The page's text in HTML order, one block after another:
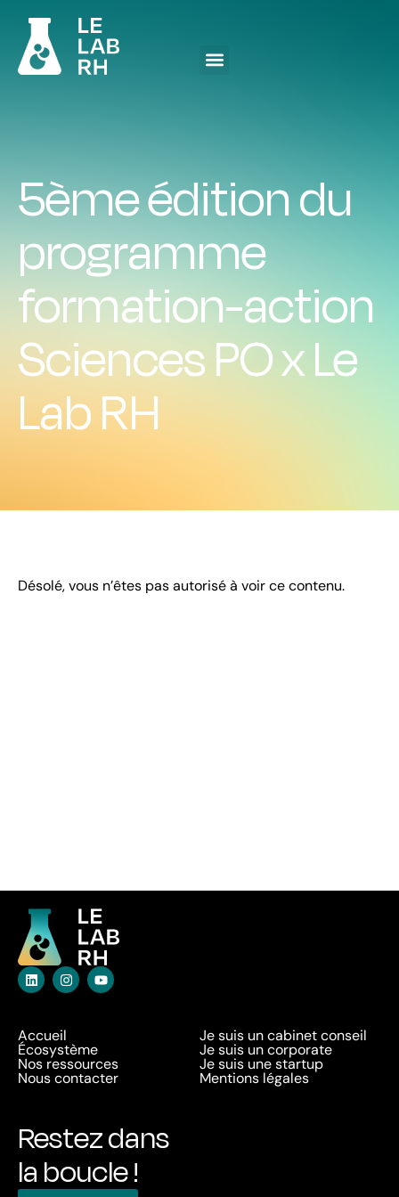
5ème édition du
programme
formation-action
Sciences PO x Le
Lab RH
Désolé, vous n’êtes pas autorisé à voir ce contenu.
Accueil
Écosystème
Nos ressources
Nous contacter
Je suis un cabinet conseil
Je suis un corporate
Je suis une startup
Mentions légales
Restez dans
la boucle !